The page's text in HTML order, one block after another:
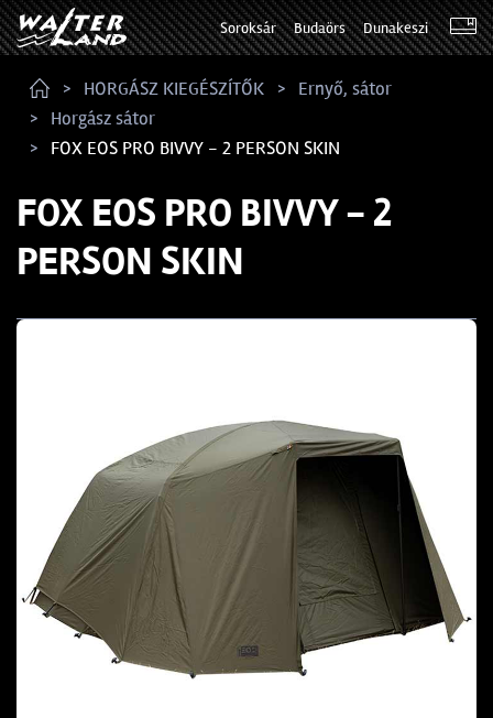
Soroksár Budaörs Dunakeszi
HORGÁSZ KIEGÉSZÍTŐK
Ernyő, sátor
Horgász sátor
FOX EOS PRO BIVVY - 2 PERSON SKIN
FOX EOS PRO BIVVY - 2
PERSON SKIN